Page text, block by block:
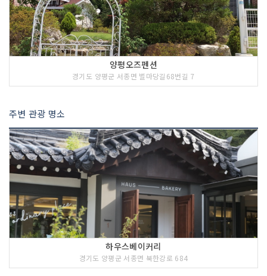
양평오즈펜션
경기도 양평군 서종면 벌마당길68번길 7
주변 관광 명소
하우스베이커리
경기도 양평군 서종면 북한강로 684